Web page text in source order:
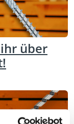
über